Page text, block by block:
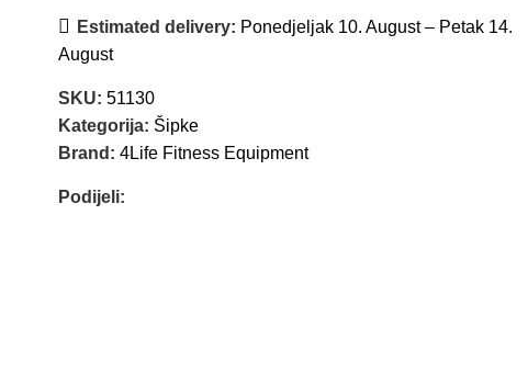
Estimated delivery: Ponedjeljak 10. August – Petak 14.
August
SKU: 51130
Kategorija: Šipke
Brand: 4Life Fitness Equipment
Podijeli: